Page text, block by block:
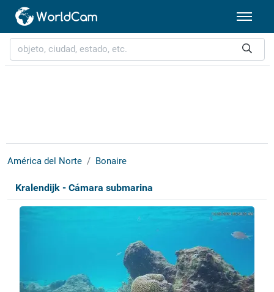
América del Norte Bonaire
Kralendijk - Cámara submarina